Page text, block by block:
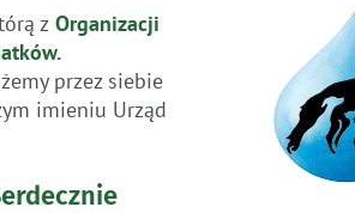
zOrganizacji
.
przez siebie
imieniu Urząd